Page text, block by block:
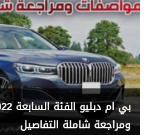
ومراجعة شاملة التفاصيل